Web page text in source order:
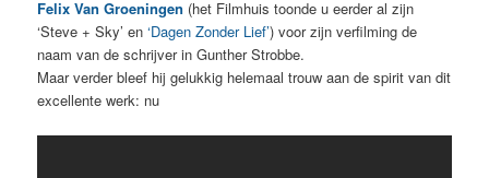
Felix Van Groeningen (het Filmhuis toonde u eerder al zijn
‘Steve + Sky’ en‘Dagen Zonder Lief’) voor zijn verfilming de
naam van de schrijver in Gunther Strobbe.
Maar verder bleef hij gelukkig helemaal trouw aan de spirit van dit
excellente werk: nu